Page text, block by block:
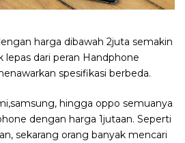
harga dibawah 2juta semakin
lepas dari peran Handphone
spesifikasi berbeda.
hingga oppo semuanya
dengan harga 1jutaan. Seperti
sekarang orang banyak mencari